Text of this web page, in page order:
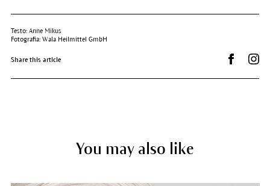
Testo: Anne Mikus
Fotografia: Wala Heilmittel GmbH
Share this article Condividi
You may also like